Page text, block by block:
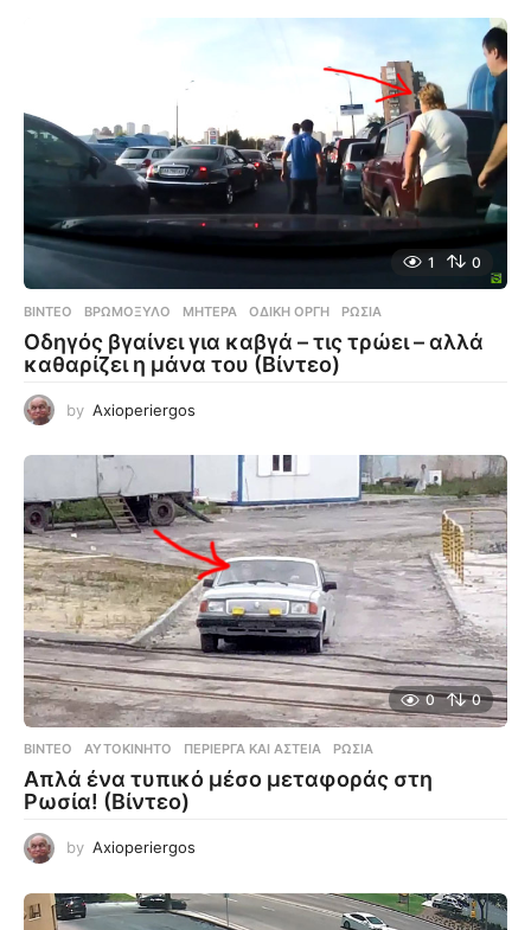
1 0
ΒΊΝΤΕΟ ΒΡΩΜΌΞΥΛΟ ,ΜΗΤΈΡΑ ,ΟΔΙΚΉ ΟΡΓΉ ,ΡΩΣΊΑ
Οδηγός βγαίνει για καβγά – τις τρώει – αλλά
καθαρίζει η μάνα του (Βίντεο)
by Axioperiergos
0 0
ΒΊΝΤΕΟ ΑΥΤΟΚΊΝΗΤΟ ,ΠΕΡΊΕΡΓΑ ΚΑΙ ΑΣΤΕΊΑ ,ΡΩΣΊΑ
Απλά ένα τυπικό μέσο μεταφοράς στη
Ρωσία! (Βίντεο)
by Axioperiergos